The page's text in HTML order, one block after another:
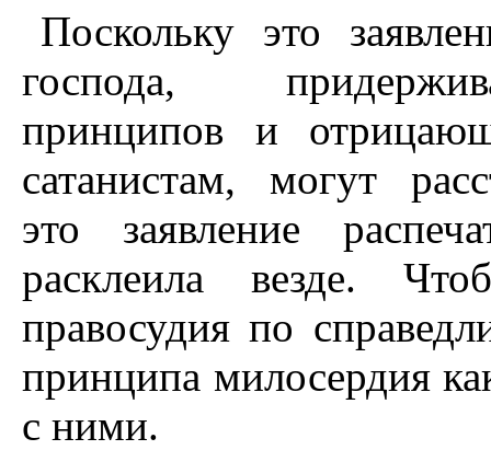
Поскольку это
господа,
принципов и
сатанистам, могут
это заявление
расклеила везде.
правосудия по
принципа милосердия
с ними.